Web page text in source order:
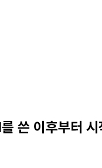
쓴 이후부터 시